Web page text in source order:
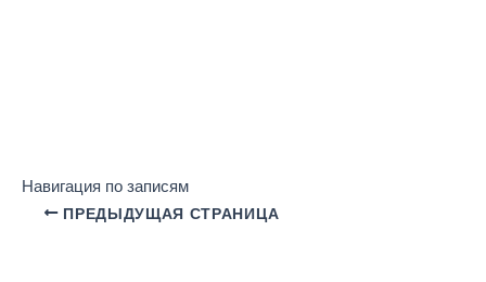
Навигация по записям
ПРЕДЫДУЩАЯ СТРАНИЦА